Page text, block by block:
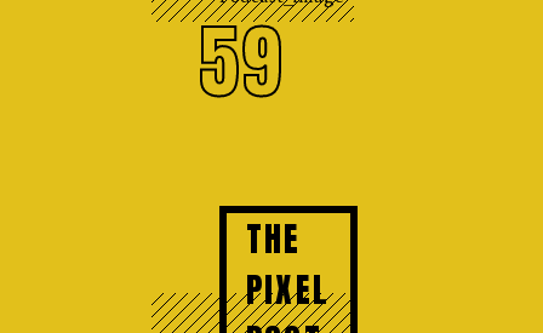
59
THE
PIXEL